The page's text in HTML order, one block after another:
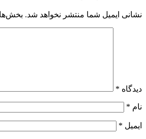
نشانی ایمیل شما منتشر نخواهد شد.
دیدگاه *
نام *
ایمیل *